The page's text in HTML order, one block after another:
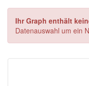
Ihr Graph enthält
Datenauswahl um ein